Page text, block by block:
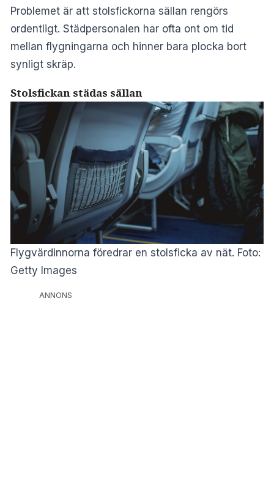
Problemet är att stolsfickorna sällan rengörs
ordentligt. Städpersonalen har ofta ont om tid
mellan flygningarna och hinner bara plocka bort
synligt skräp.
Stolsfickan städas sällan
Flygvärdinnorna föredrar en stolsficka av nät. Foto:
Getty Images
ANNONS